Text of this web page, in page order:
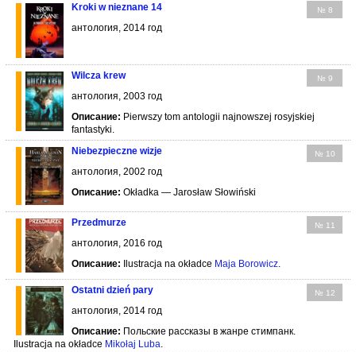
№ 8
Kroki w nieznane 14
антология, 2014 год
№ 9
Wilcza krew
антология, 2003 год
Описание: Pierwszy tom antologii najnowszej rosyjskiej
fantastyki.
№ 10
Niebezpieczne wizje
антология, 2002 год
Описание: Okładka — Jarosław Słowiński
№ 11
Przedmurze
антология, 2016 год
Описание: Ilustracja na okładce Maja Borowicz.
№ 12
Ostatni dzień pary
антология, 2014 год
Описание: Польские рассказы в жанре стимпанк.
Ilustracja na okładce Mikołaj Luba.